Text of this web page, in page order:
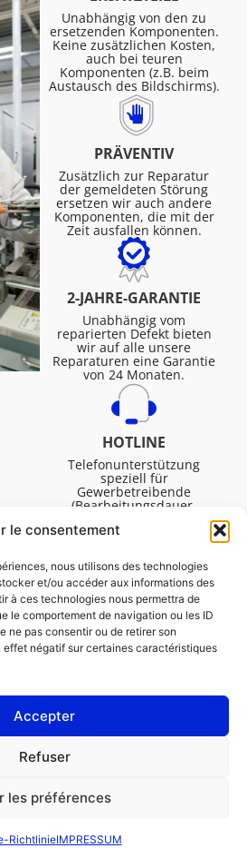
le consentement
nous utilisons des technologies
et/ou accéder aux informations des
à ces technologies nous permettra de
le comportement de navigation ou les ID
ne pas consentir ou de retirer son
négatif sur certaines caractéristiques
Accepter
Refuser
les préférences
RichtlinieIMPRESSUM
PRIVATPERSON
Unabhängig von den zu
ersetzenden Komponenten.
Keine zusätzlichen Kosten,
auch bei teuren
Komponenten (z.B. beim
Austausch des Bildschirms).
PRÄVENTIV
Zusätzlich zur Reparatur
der gemeldeten Störung
ersetzen wir auch andere
Komponenten, die mit der
Zeit ausfallen können.
2-JAHRE-GARANTIE
Unabhängig vom
reparierten Defekt bieten
wir auf alle unsere
Reparaturen eine Garantie
von 24 Monaten.
HOTLINE
Telefonunterstützung
speziell für
Gewerbetreibende
(Bearbeitungsdauer,
technische Assistenz usw.).
Montag bis Freitag von